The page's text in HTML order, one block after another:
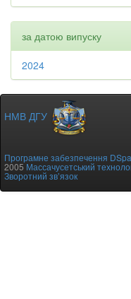
за датою випуску
2024
НМВ ДГУ
Програмне забезпечення
2005Массачусетський
Зворотний зв’язок